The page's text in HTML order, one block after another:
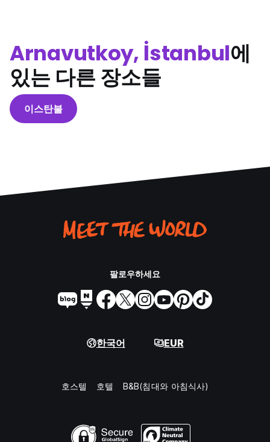
Arnavutkoy, İstanbul에
있는 다른 장소들
이스탄불
팔로우하세요
한국어 EUR
호스텔 호텔 B&B(침대와 아침식사)